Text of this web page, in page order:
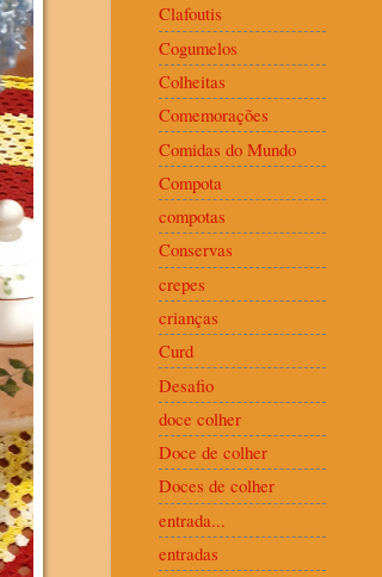
Clafoutis
Cogumelos
Colheitas
Comemorações
Comidas do Mundo
Compota
compotas
Conservas
crepes
crianças
Curd
Desafio
doce colher
Doce de colher
Doces de colher
entrada...
entradas